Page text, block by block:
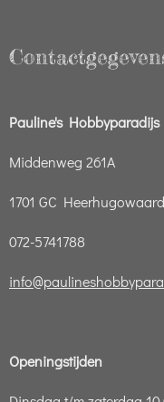
Pauline's Hobbyparadijs
Middenweg 261A
1701 GC Heerhugowaard
072-5741788
Openingstijden